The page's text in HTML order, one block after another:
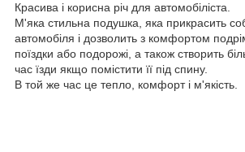
Красива і корисна річ для автомобіліста.
М'яка стильна подушка, яка прикрасить
автомобіля і дозволить з комфортом
поїздки або подорожі, а також створить
час їзди якщо помістити її під спину.
В той же час це тепло, комфорт і м'якість.